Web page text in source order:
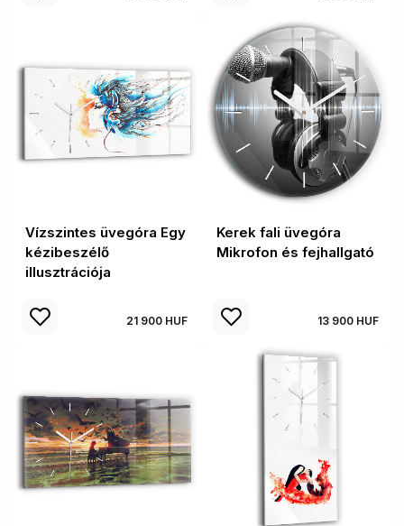
Vízszintes üvegóra Egy
kézibeszélő
illusztrációja
21 900 HUF
Kerek fali üvegóra
Mikrofon és fejhallgató
13 900 HUF